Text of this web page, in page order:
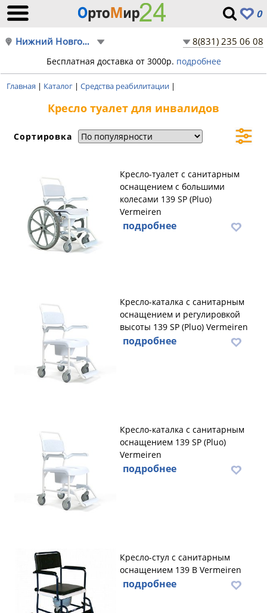
0
Нижний Новгород 8(831) 235 06 08
Бесплатная доставка от 3000р. подробнее
Главная | Каталог | Средства реабилитации |
Кресло туалет для инвалидов
Сортировка
Кресло-туалет с санитарным
оснащением с большими
колесами 139 SP (Pluo)
Vermeiren
подробнее
Кресло-каталка с санитарным
оснащением и регулировкой
высоты 139 SP (Pluo) Vermeiren
подробнее
Кресло-каталка с санитарным
оснащением 139 SP (Pluo)
Vermeiren
подробнее
Кресло-стул с санитарным
оснащением 139 B Vermeiren
подробнее